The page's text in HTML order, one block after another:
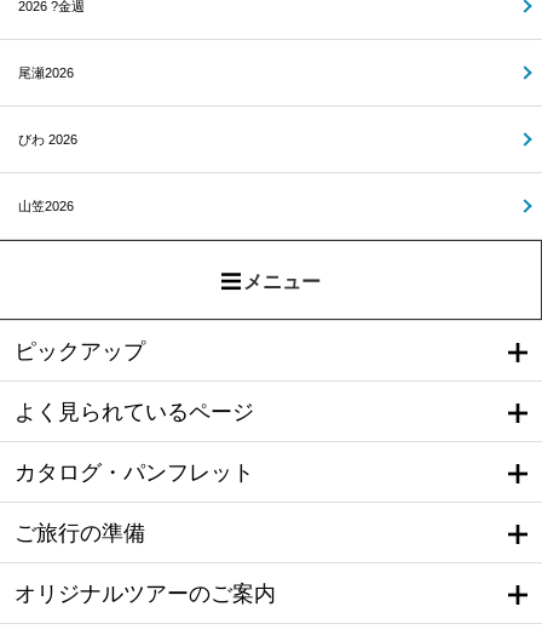
2026 ?金週
尾瀬2026
びわ 2026
山笠2026
メニュー
ピックアップ
よく見られているページ
カタログ・パンフレット
ご旅行の準備
オリジナルツアーのご案内